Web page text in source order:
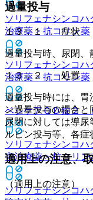
ソリフェナシンコハ
治療薬 > 抗コリン薬
ソリフェナシンコハ
治療薬 > 抗コリン薬
ベシケアＯＤ錠２．
ソリフェナシンコハ
害治療薬 > 抗コリン
ソリフェナシンコハ
過量投与
１３．１． 症状
過量投与時、尿閉、
１３．２． 処置
過量投与時には、胃
ン過量投与の場合と
尿閉に対しては導
ルピン投与等、各症
適用上の注意、
（適用上の注意）